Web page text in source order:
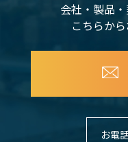
会社・製品
こちらか
お電